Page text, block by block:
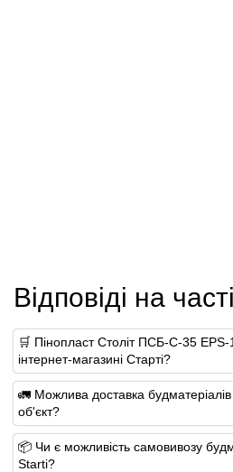
Відповіді на
🛒 Пінопласт Століт ПСБ-С-35
інтернет-магазині Старті?
🚛 Можлива доставка
об'єкт?
📦 Чи є можливість самовивозу
Starti?